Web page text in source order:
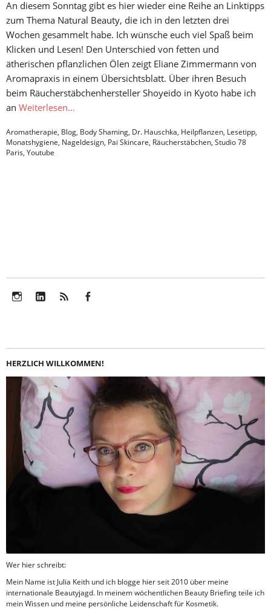
An diesem Sonntag gibt es hier wieder eine Reihe an Linktipps
zum Thema Natural Beauty, die ich in den letzten drei
Wochen gesammelt habe. Ich wünsche euch viel Spaß beim
Klicken und Lesen! Den Unterschied von fetten und
ätherischen pflanzlichen Ölen zeigt Eliane Zimmermann von
Aromapraxis in einem Übersichtsblatt. Über ihren Besuch
beim Räucherstäbchenhersteller Shoyeido in Kyoto habe ich
an Weiterlesen…
Aromatherapie, Blog, Body Shaming, Dr. Hauschka, Heilpflanzen, Lesetipp,
Monatshygiene, Nageldesign, Pai Skincare, Räucherstäbchen, Studio 78
Paris, Youtube
HERZLICH WILLKOMMEN!
Wer hier schreibt:
Mein Name ist Julia Keith und ich blogge hier seit 2010 über meine
internationale Beautyjagd. In meinem wöchentlichen Beauty Briefing teile ich
mein Wissen und meine persönliche Leidenschaft für Kosmetik.